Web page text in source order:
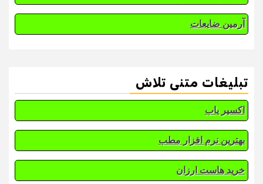
آرمین ضایعات
تبلیغات متنی تلاش
اکسیر یاب
بهترین نرم افزار مطب
خرید هاست ارزان